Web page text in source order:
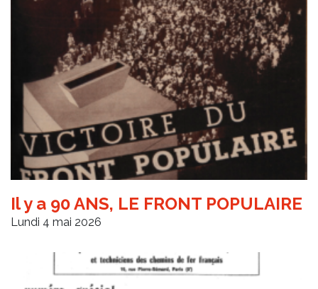
Il y a 90 ANS, LE FRONT POPULAIRE
Lundi 4 mai 2026